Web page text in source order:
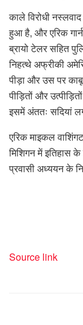
काले विरोधी
हुआ है, और एरिक
ब्रायो टेलर सहित
निहत्थे अफ्रीकी
पीड़ा और उस पर
पीड़ितों और
इसमें अंततः सदियां
एरिक माइकल
मिशिगन में इतिहास
प्रवासी अध्ययन के
Source link